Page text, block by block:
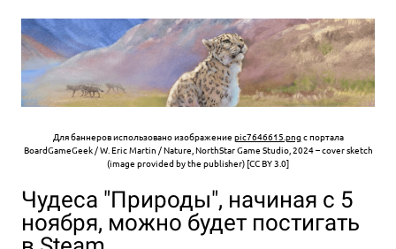
Для баннеров использовано изображение pic7646615.png с портала
BoardGameGeek / W. Eric Martin / Nature, NorthStar Game Studio, 2024 – cover sketch
(image provided by the publisher) [CC BY 3.0]
Чудеса "Природы", начиная с 5
ноября, можно будет постигать